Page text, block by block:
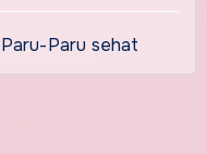
Paru sehat